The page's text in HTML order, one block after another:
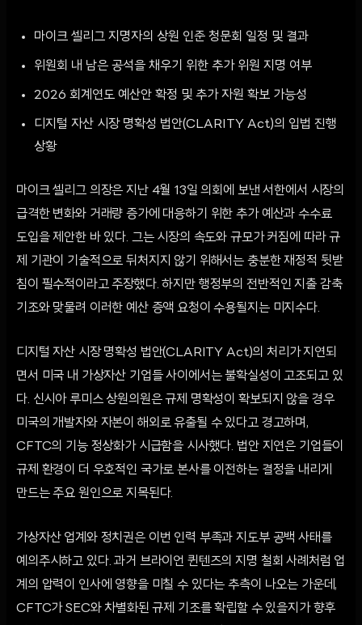
마이크 셀리그 지명자의 상원 인준 청문회 일정 및 결과
위원회 내 남은 공석을 채우기 위한 추가 위원 지명 여부
2026 회계연도 예산안 확정 및 추가 자원 확보 가능성
디지털 자산 시장 명확성 법안(CLARITY Act)의 입법 진행
상황
마이크 셀리그 의장은 지난 4월 13일 의회에 보낸 서한에서 시장의
급격한 변화와 거래량 증가에 대응하기 위한 추가 예산과 수수료
도입을 제안한 바 있다. 그는 시장의 속도와 규모가 커짐에 따라 규
제 기관이 기술적으로 뒤처지지 않기 위해서는 충분한 재정적 뒷받
침이 필수적이라고 주장했다. 하지만 행정부의 전반적인 지출 감축
기조와 맞물려 이러한 예산 증액 요청이 수용될지는 미지수다.
디지털 자산 시장 명확성 법안(CLARITY Act)의 처리가 지연되
면서 미국 내 가상자산 기업들 사이에서는 불확실성이 고조되고 있
다. 신시아 루미스 상원의원은 규제 명확성이 확보되지 않을 경우
미국의 개발자와 자본이 해외로 유출될 수 있다고 경고하며,
CFTC의 기능 정상화가 시급함을 시사했다. 법안 지연은 기업들이
규제 환경이 더 우호적인 국가로 본사를 이전하는 결정을 내리게
만드는 주요 원인으로 지목된다.
가상자산 업계와 정치권은 이번 인력 부족과 지도부 공백 사태를
예의주시하고 있다. 과거 브라이언 퀸텐즈의 지명 철회 사례처럼 업
계의 압력이 인사에 영향을 미칠 수 있다는 추측이 나오는 가운데,
CFTC가 SEC와 차별화된 규제 기조를 확립할 수 있을지가 향후